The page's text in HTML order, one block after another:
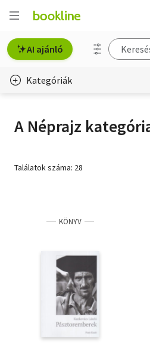
AI ajánló
Kategóriák
Erotika
Szakkönyv
Szótár, nyelvkönyv
Tankönyv, segédkönyv
Társadalomtudomány
A Néprajz
Találatok száma: 28
KÖNYV